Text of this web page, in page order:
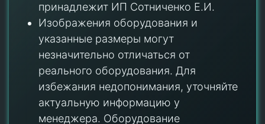
принадлежит ИП Сотниченко Е.И.
Изображения оборудования и
указанные размеры могут
незначительно отличаться от
реального оборудования. Для
избежания недопонимания, уточняйте
актуальную информацию у
менеджера. Оборудование